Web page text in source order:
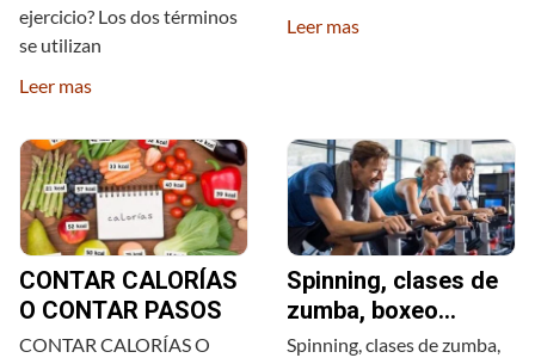
ejercicio? Los dos términos
se utilizan
Leer mas
Leer mas
CONTAR CALORÍAS
O CONTAR PASOS
CONTAR CALORÍAS O
Spinning, clases de
zumba, boxeo…
Spinning, clases de zumba,